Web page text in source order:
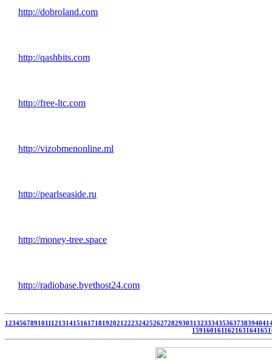
http://dobroland.com
http://qashbits.com
http://free-ltc.com
http://vizobmenonline.ml
http://pearlseaside.ru
http://money-tree.space
http://radiobase.byethost24.com
1234567891011121314151617181920212223242526272829303132333435363738394041
159160161162163164165